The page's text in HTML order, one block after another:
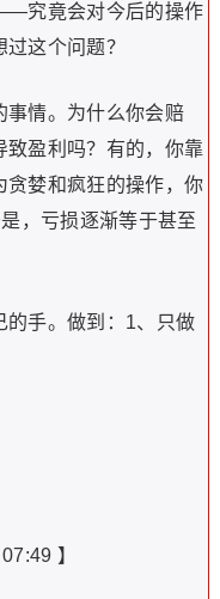
究竟会对今后的操作
这个问题？
事情。为什么你会赔
盈利吗？有的，你靠
贪婪和疯狂的操作，你
，亏损逐渐等于甚至
的手。做到：1、只做
】